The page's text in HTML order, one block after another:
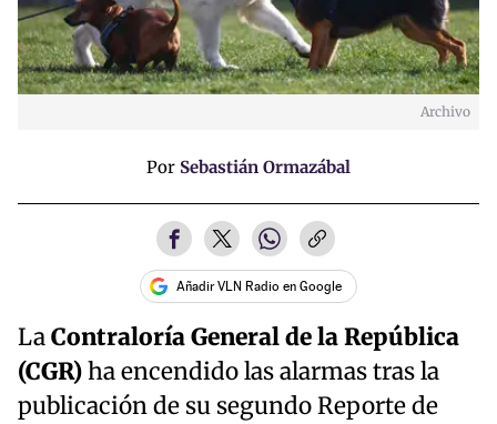
Archivo
Por Sebastián Ormazábal
Añadir VLN Radio en Google
LaContraloría General de la República
(CGR)ha encendido las alarmas tras la
publicación de su segundo Reporte de